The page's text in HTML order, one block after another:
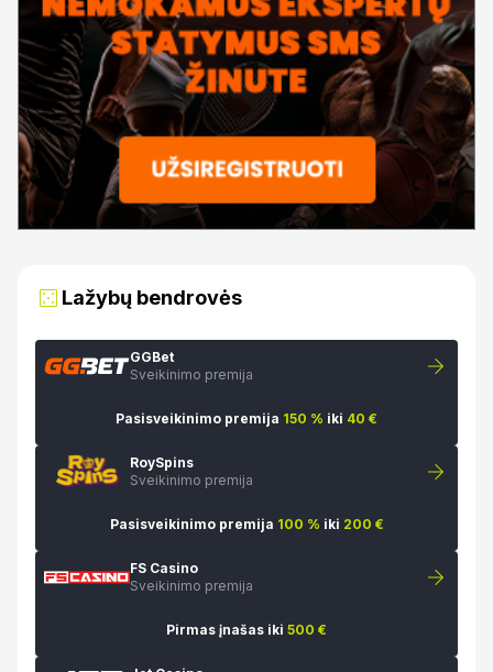
Lažybų bendrovės
GGBet
Sveikinimo premija
Pasisveikinimo premija 150 % iki 40 €
RoySpins
Sveikinimo premija
Pasisveikinimo premija 100 % iki 200 €
FS Casino
Sveikinimo premija
Pirmas įnašas iki 500 €